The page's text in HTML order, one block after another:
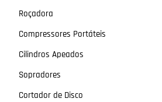
Roçadora
Compressores Portáteis
Cilindros Apeados
Sopradores
Cortador de Disco